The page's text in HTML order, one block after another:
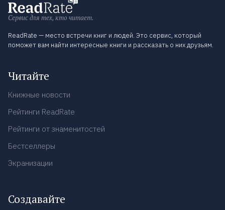
Сервис для тех, кто читает.
ReadRate — место встречи книг и людей. Это сервис, который
поможет вам найти интересные книги и рассказать о них друзьям.
Читайте
Книжные новости
Рейтинги ReadRate
Рейтинги от знаменитостей
Бестселлеры
Экранизации
Создавайте